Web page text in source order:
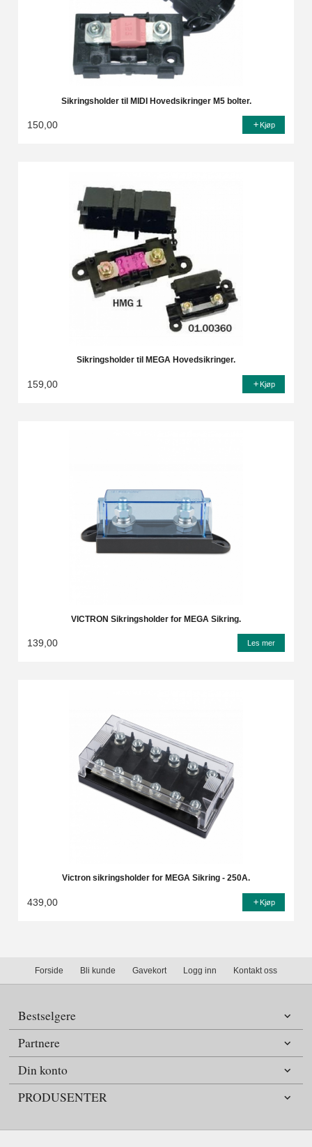
Sikringsholder til MIDI Hovedsikringer M5 bolter.
150,00 Kjøp
Sikringsholder til MEGA Hovedsikringer.
159,00 Kjøp
VICTRON Sikringsholder for MEGA Sikring.
139,00 Les mer
Victron sikringsholder for MEGA Sikring - 250A.
439,00 Kjøp
Forside Bli kunde Gavekort Logg inn Kontakt oss
Bestselgere
Partnere
Din konto
PRODUSENTER